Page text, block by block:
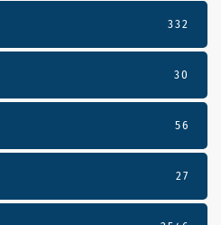
332
30
56
27